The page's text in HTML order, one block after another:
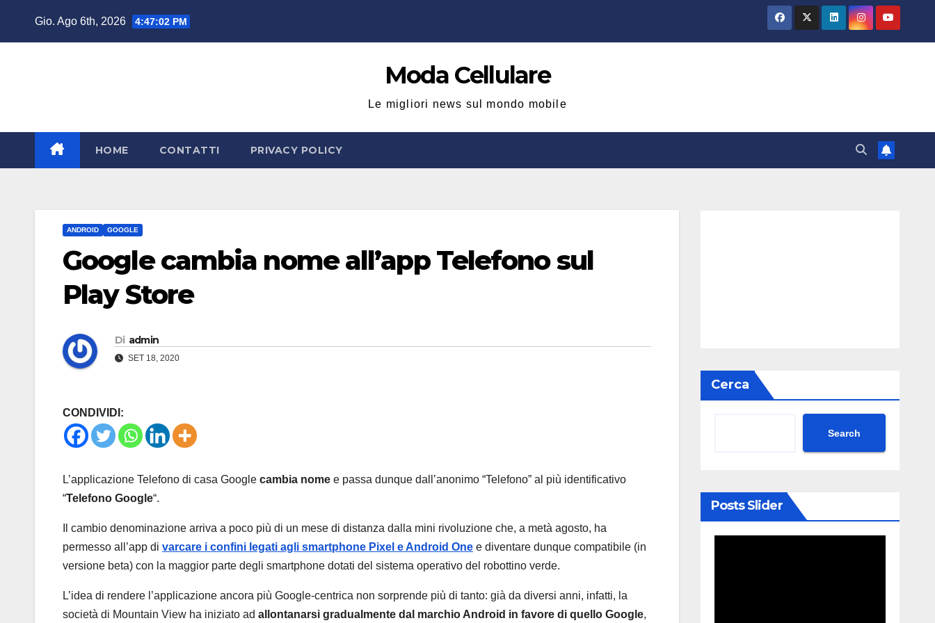
Gio. Ago 6th, 2026 4:47:03 PM
Moda Cellulare
Le migliori news sul mondo mobile
HOME CONTATTI PRIVACY POLICY
ANDROID GOOGLE
Google cambia nome all’app Telefono sul
Play Store
Di admin
SET 18, 2020
CONDIVIDI:
L’applicazione Telefono di casa Google cambia nome e passa dunque dall’anonimo “Telefono” al più identificativo
“Telefono Google“.
Il cambio denominazione arriva a poco più di un mese di distanza dalla mini rivoluzione che, a metà agosto, ha
permesso all’app di varcare i confini legati agli smartphone Pixel e Android One e diventare dunque compatibile (in
versione beta) con la maggior parte degli smartphone dotati del sistema operativo del robottino verde.
L’idea di rendere l’applicazione ancora più Google-centrica non sorprende più di tanto: già da diversi anni, infatti, la
società di Mountain View ha iniziato ad allontanarsi gradualmente dal marchio Android in favore di quello Google,
Cerca
Search
Posts Slider